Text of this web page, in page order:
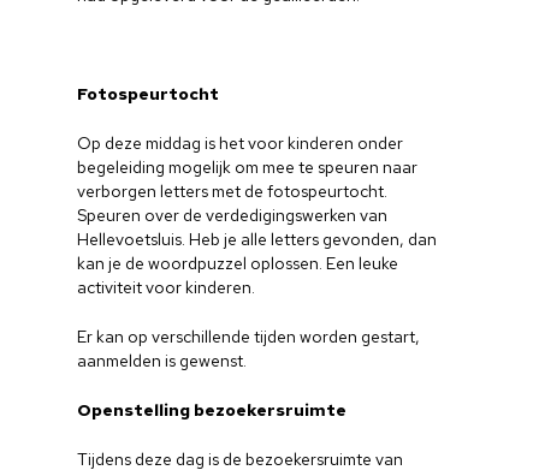
Fotospeurtocht
Op deze middag is het voor kinderen onder
begeleiding mogelijk om mee te speuren naar
verborgen letters met de fotospeurtocht.
Speuren over de verdedigingswerken van
Hellevoetsluis. Heb je alle letters gevonden, dan
kan je de woordpuzzel oplossen. Een leuke
activiteit voor kinderen.
Er kan op verschillende tijden worden gestart,
aanmelden is gewenst.
Openstelling bezoekersruimte
Tijdens deze dag is de bezoekersruimte vanCultuuragenda